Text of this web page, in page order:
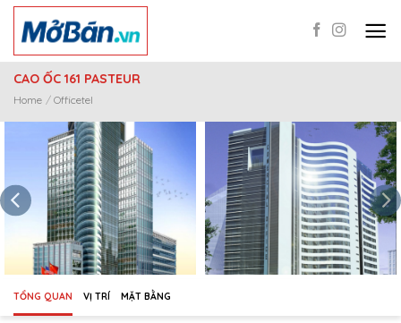
Skip
content
CAO ỐC 161 PASTEUR
Home / Officetel
TỔNG QUAN VỊ TRÍ MẶT BẰNG